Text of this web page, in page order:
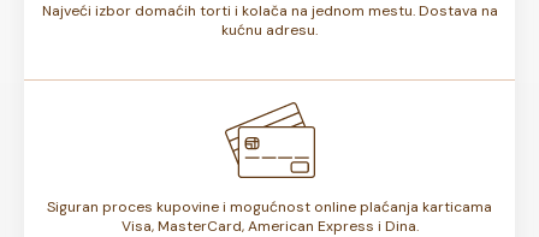
Najveći izbor domaćih torti i kolača na jednom mestu. Dostava na
kućnu adresu.
Siguran proces kupovine i mogućnost online plaćanja karticama
Visa, MasterCard, American Express i Dina.